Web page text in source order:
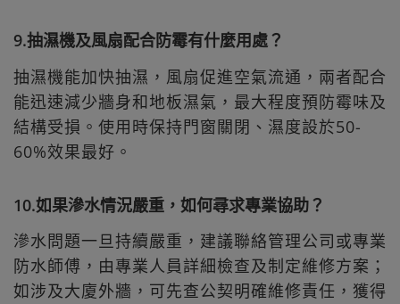
9.抽濕機及風扇配合防霉有什麼用處？
抽濕機能加快抽濕，風扇促進空氣流通，兩者配合
能迅速減少牆身和地板濕氣，最大程度預防霉味及
結構受損。使用時保持門窗關閉、濕度設於50-
60%效果最好。
10.如果滲水情況嚴重，如何尋求專業協助？
滲水問題一旦持續嚴重，建議聯絡管理公司或專業
防水師傅，由專業人員詳細檢查及制定維修方案；
如涉及大廈外牆，可先查公契明確維修責任，獲得